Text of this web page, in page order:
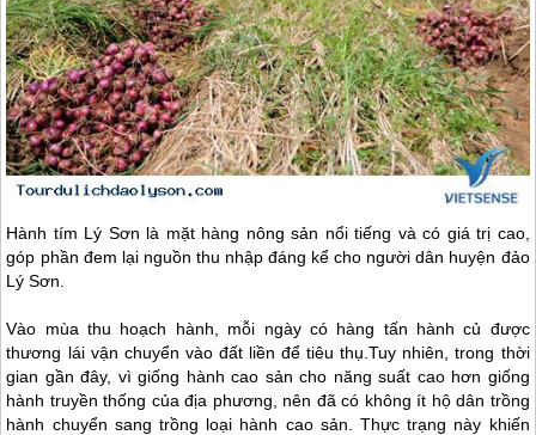
Hành tím Lý Sơn là mặt hàng nông sản nổi tiếng và có giá trị cao,
góp phần đem lại nguồn thu nhập đáng kể cho người dân huyện đảo
Lý Sơn.
Vào mùa thu hoạch hành, mỗi ngày có hàng tấn hành củ được
thương lái vận chuyển vào đất liền để tiêu thụ.Tuy nhiên, trong thời
gian gần đây, vì giống hành cao sản cho năng suất cao hơn giống
hành truyền thống của địa phương, nên đã có không ít hộ dân trồng
hành chuyển sang trồng loại hành cao sản. Thực trạng này khiến